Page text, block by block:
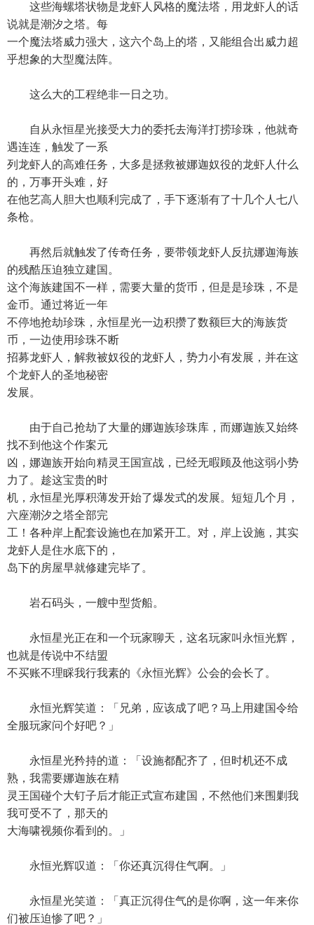
这些海螺塔状物是龙虾人风格的魔法塔，用龙虾人的话
说就是潮汐之塔。每
一个魔法塔威力强大，这六个岛上的塔，又能组合出威力超
乎想象的大型魔法阵。
这么大的工程绝非一日之功。
自从永恒星光接受大力的委托去海洋打捞珍珠，他就奇
遇连连，触发了一系
列龙虾人的高难任务，大多是拯救被娜迦奴役的龙虾人什么
的，万事开头难，好
在他艺高人胆大也顺利完成了，手下逐渐有了十几个人七八
条枪。
再然后就触发了传奇任务，要带领龙虾人反抗娜迦海族
的残酷压迫独立建国。
这个海族建国不一样，需要大量的货币，但是是珍珠，不是
金币。通过将近一年
不停地抢劫珍珠，永恒星光一边积攒了数额巨大的海族货
币，一边使用珍珠不断
招募龙虾人，解救被奴役的龙虾人，势力小有发展，并在这
个龙虾人的圣地秘密
发展。
由于自己抢劫了大量的娜迦族珍珠库，而娜迦族又始终
找不到他这个作案元
凶，娜迦族开始向精灵王国宣战，已经无暇顾及他这弱小势
力了。趁这宝贵的时
机，永恒星光厚积薄发开始了爆发式的发展。短短几个月，
六座潮汐之塔全部完
工！各种岸上配套设施也在加紧开工。对，岸上设施，其实
龙虾人是住水底下的，
岛下的房屋早就修建完毕了。
岩石码头，一艘中型货船。
永恒星光正在和一个玩家聊天，这名玩家叫永恒光辉，
也就是传说中不结盟
不买账不理睬我行我素的《永恒光辉》公会的会长了。
永恒光辉笑道：「兄弟，应该成了吧？马上用建国令给
全服玩家问个好吧？」
永恒星光矜持的道：「设施都配齐了，但时机还不成
熟，我需要娜迦族在精
灵王国碰个大钉子后才能正式宣布建国，不然他们来围剿我
我可受不了，那天的
大海啸视频你看到的。」
永恒光辉叹道：「你还真沉得住气啊。」
永恒星光笑道：「真正沉得住气的是你啊，这一年来你
们被压迫惨了吧？」